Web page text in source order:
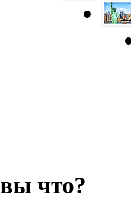
что?